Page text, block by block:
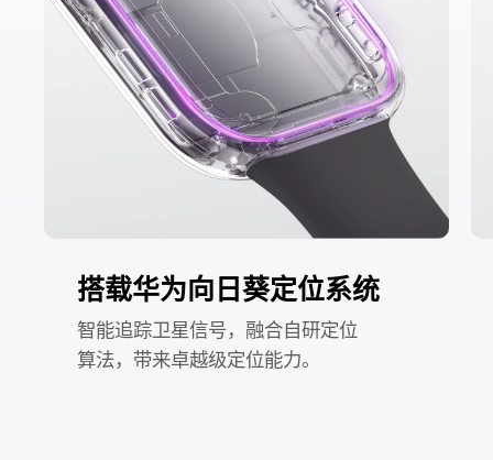
搭载华为向日葵定位系统
智能追踪卫星信号，融合自研定位
算⁠法，带来卓越级定位能⁠力。